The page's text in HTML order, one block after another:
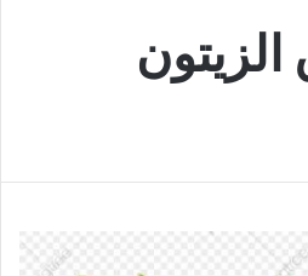
الزيتون